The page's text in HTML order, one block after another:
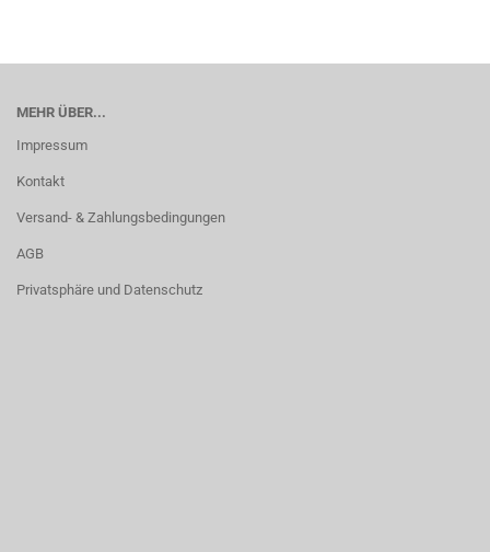
MEHR ÜBER...
Impressum
Kontakt
Versand- & Zahlungsbedingungen
AGB
Privatsphäre und Datenschutz